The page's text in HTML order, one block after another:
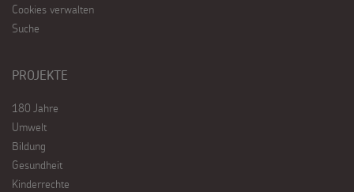
Cookies verwalten
Suche
PROJEKTE
180 Jahre
Umwelt
Bildung
Gesundheit
Kinderrechte